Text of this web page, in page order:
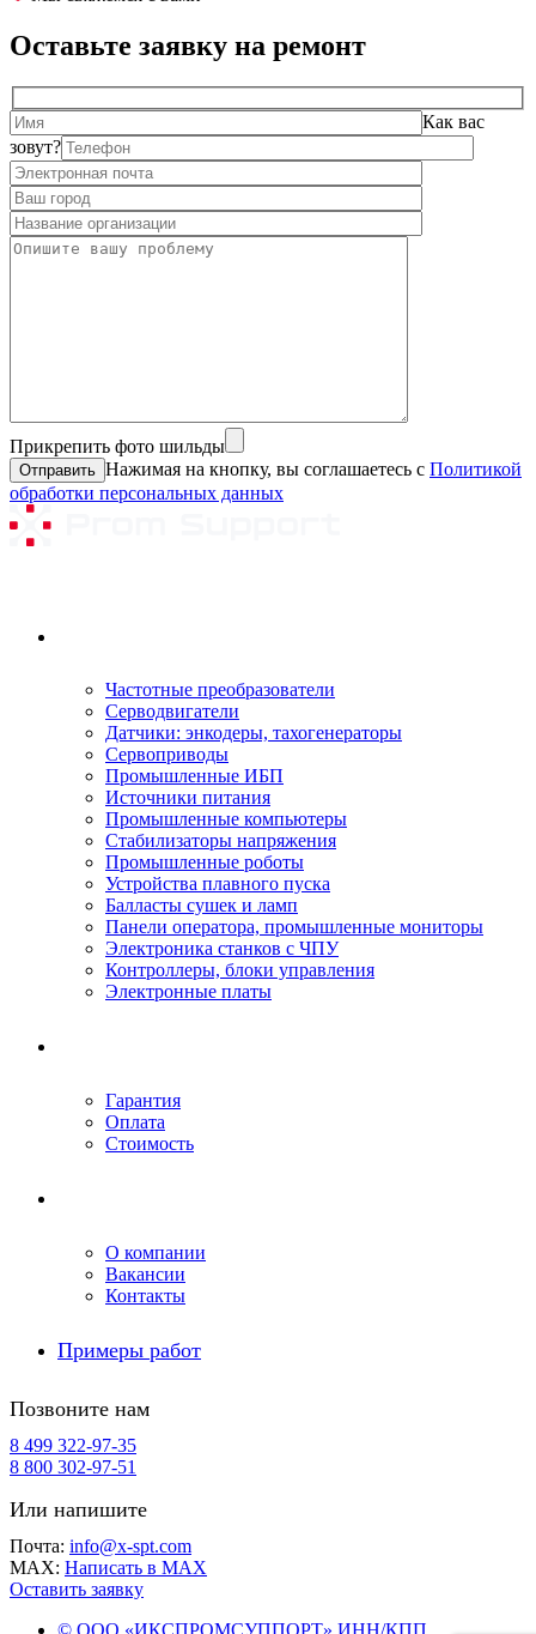
Оставьте заявку на ремонт
Как вас
зовут?
Прикрепить фото шильды
Нажимая на кнопку, вы соглашаетесь с Политикой
обработки персональных данных
Частотные преобразователи
Серводвигатели
Датчики: энкодеры, тахогенераторы
Сервоприводы
Промышленные ИБП
Источники питания
Промышленные компьютеры
Стабилизаторы напряжения
Промышленные роботы
Устройства плавного пуска
Балласты сушек и ламп
Панели оператора, промышленные мониторы
Электроника станков с ЧПУ
Контроллеры, блоки управления
Электронные платы
Гарантия
Оплата
Стоимость
О компании
Вакансии
Контакты
Примеры работ
Позвоните нам
8 499 322-97-35
8 800 302-97-51
Или напишите
Почта: info@x-spt.com
MAX: Написать в MAX
Оставить заявку
© ООО «ИКСПРОМСУППОРТ» ИНН/КПП